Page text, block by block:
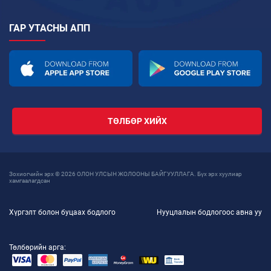
ГАР УТАСНЫ АПП
ТӨЛБӨР ХИЙХ
Зохиогчийн эрх © 2026 ОЛОН УЛСЫН ЖОЛООНЫ БАЙГУУЛЛАГА. Бүх эрх хуулиар
хамгаалагдсан
Хүргэлт болон буцаах бодлого Нууцлалын бодлогоос авна уу
Төлбөрийн арга: